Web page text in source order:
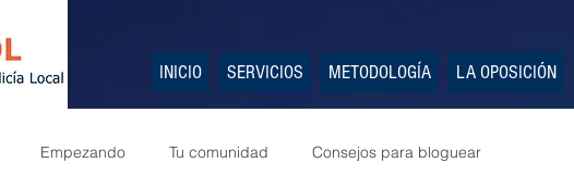
INICIO SERVICIOS METODOLOGÍA LA OPOSICIÓN
Empezando Tu comunidad Consejos para bloguear